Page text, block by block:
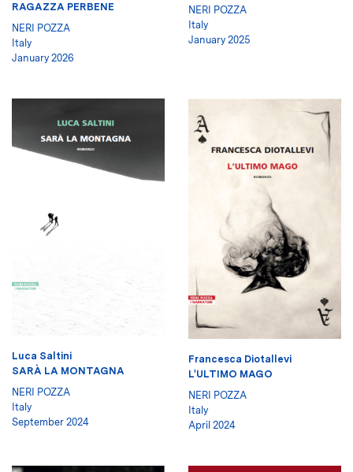
RAGAZZA PERBENE
NERI POZZA
Italy
January 2026
NERI POZZA
Italy
January 2025
Luca Saltini
SARÀ LA MONTAGNA
NERI POZZA
Italy
September 2024
Francesca Diotallevi
L'ULTIMO MAGO
NERI POZZA
Italy
April 2024